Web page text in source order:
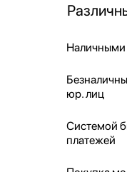
Наличными
юр. лиц
Системой
платежей